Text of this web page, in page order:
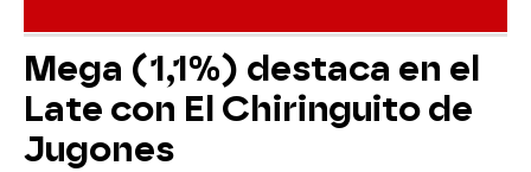
Mega (1,1%) destaca en el
Late con El Chiringuito de
Jugones